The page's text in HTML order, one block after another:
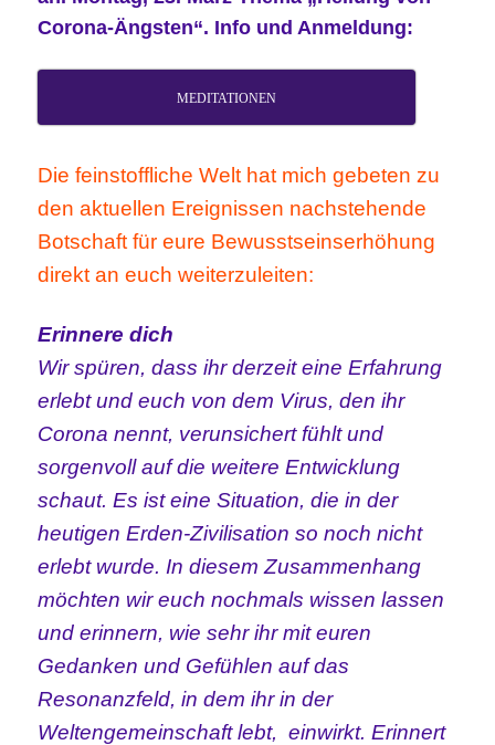
Corona-Ängsten“. Info und Anmeldung:
MEDITATIONEN
Die feinstoffliche Welt hat mich gebeten zu
den aktuellen Ereignissen nachstehende
Botschaft für eure Bewusstseinserhöhung
direkt an euch weiterzuleiten:
Erinnere dich
Wir spüren, dass ihr derzeit eine Erfahrung
erlebt und euch von dem Virus, den ihr
Corona nennt, verunsichert fühlt und
sorgenvoll auf die weitere Entwicklung
schaut. Es ist eine Situation, die in der
heutigen Erden-Zivilisation so noch nicht
erlebt wurde. In diesem Zusammenhang
möchten wir euch nochmals wissen lassen
und erinnern, wie sehr ihr mit euren
Gedanken und Gefühlen auf das
Resonanzfeld, in dem ihr in der
Weltengemeinschaft lebt, einwirkt. Erinnert